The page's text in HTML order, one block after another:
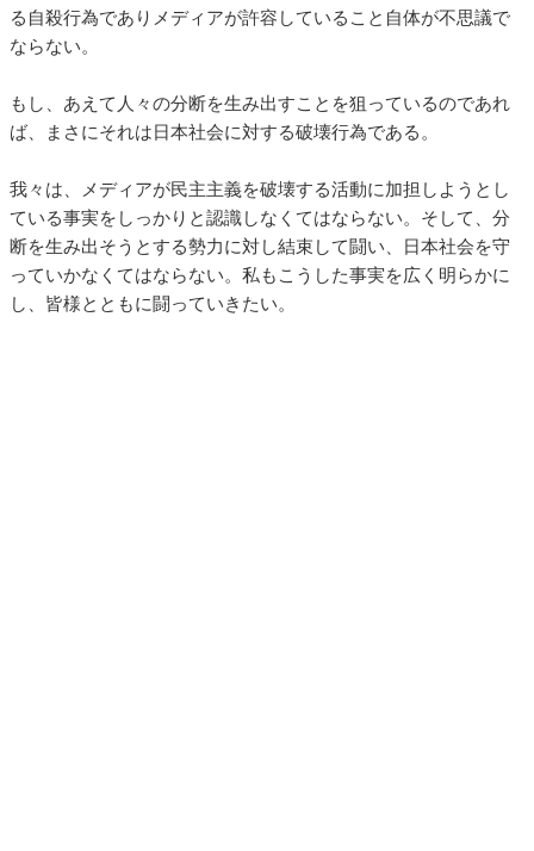
る自殺行為でありメディアが許容していること自体が不思議で
ならない。
もし、あえて人々の分断を生み出すことを狙っているのであれ
ば、まさにそれは日本社会に対する破壊行為である。
我々は、メディアが民主主義を破壊する活動に加担しようとし
ている事実をしっかりと認識しなくてはならない。そして、分
断を生み出そうとする勢力に対し結束して闘い、日本社会を守
っていかなくてはならない。私もこうした事実を広く明らかに
し、皆様とともに闘っていきたい。